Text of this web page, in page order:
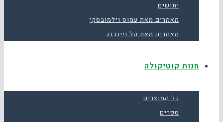
יתושים
מאמרים מאת עמוס וילמובסקי
מאמרים מאת טל ויינברג
חנות קוטיקולה
כל המוצרים
ספרים